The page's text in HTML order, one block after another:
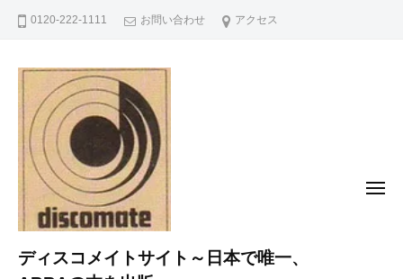
0120-222-1111 お問い合わせ アクセス
ディスコメイトサイト～日本で唯一、
メ